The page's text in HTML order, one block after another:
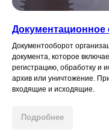
Документационное
Документооборот
документа, которое
регистрацию, обработку и
архив или уничтожение.
входящие и исходящие.
Подробнее